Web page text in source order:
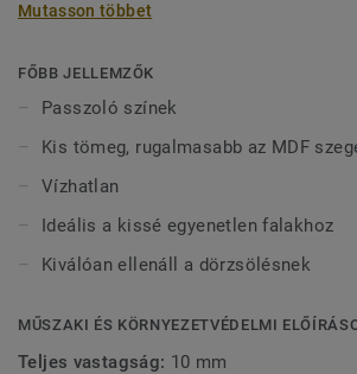
vízben tölthetnek bármilyen sérülés
színekben kapható a tökéletes kivitel
rögzített, dekoratív szegélylécek
Mutasson többet
FŐBB JELLEMZŐK
Passzoló színek
Kis tömeg, rugalmasabb az MDF
Vízhatlan
Ideális a kissé egyenetlen falakhoz
Kiválóan ellenáll a dörzsölésnek
MŰSZAKI ÉS KÖRNYEZETVÉDELMI
Teljes vastagság: 10 mm